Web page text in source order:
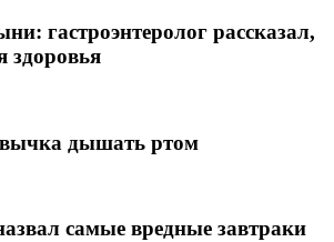
гастроэнтеролог рассказал,
здоровья
дышать ртом
самые вредные завтраки